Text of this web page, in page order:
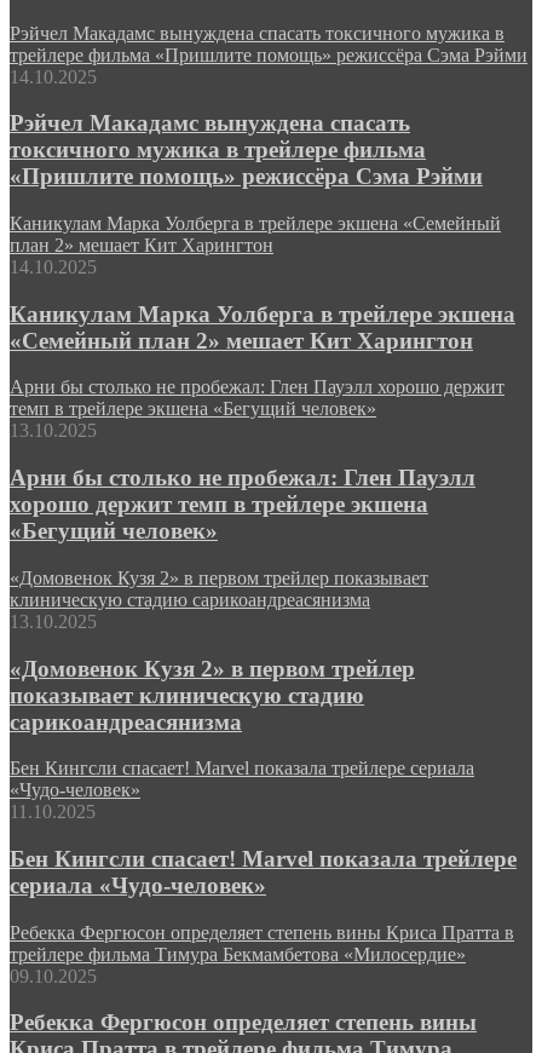
Рэйчел Макадамс вынуждена спасать токсичного мужика в
трейлере фильма «Пришлите помощь» режиссёра Сэма Рэйми
14.10.2025
Рэйчел Макадамс вынуждена спасать
токсичного мужика в трейлере фильма
«Пришлите помощь» режиссёра Сэма Рэйми
Каникулам Марка Уолберга в трейлере экшена «Семейный
план 2» мешает Кит Харингтон
14.10.2025
Каникулам Марка Уолберга в трейлере экшена
«Семейный план 2» мешает Кит Харингтон
Арни бы столько не пробежал: Глен Пауэлл хорошо держит
темп в трейлере экшена «Бегущий человек»
13.10.2025
Арни бы столько не пробежал: Глен Пауэлл
хорошо держит темп в трейлере экшена
«Бегущий человек»
«Домовенок Кузя 2» в первом трейлер показывает
клиническую стадию сарикоандреасянизма
13.10.2025
«Домовенок Кузя 2» в первом трейлер
показывает клиническую стадию
сарикоандреасянизма
Бен Кингсли спасает! Marvel показала трейлере сериала
«Чудо-человек»
11.10.2025
Бен Кингсли спасает! Marvel показала трейлере
сериала «Чудо-человек»
Ребекка Фергюсон определяет степень вины Криса Пратта в
трейлере фильма Тимура Бекмамбетова «Милосердие»
09.10.2025
Ребекка Фергюсон определяет степень вины